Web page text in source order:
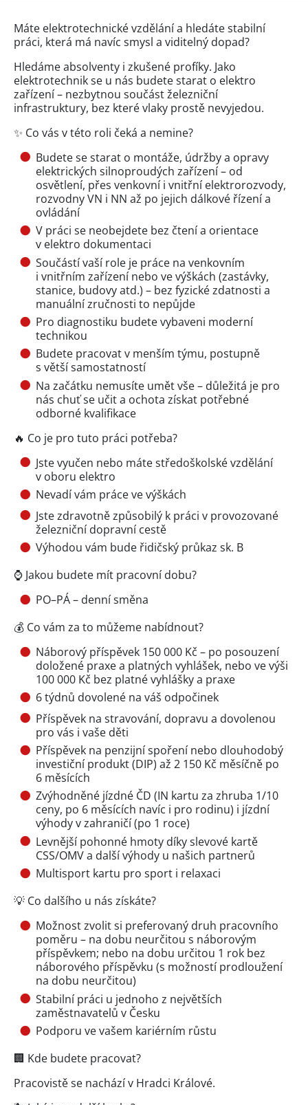
Máte elektrotechnické vzdělání a hledáte stabilní
práci, která má navíc smysl a viditelný dopad?
Hledáme absolventy i zkušené profíky. Jako
elektrotechnik se u nás budete starat o elektro
zařízení – nezbytnou součást železniční
infrastruktury, bez které vlaky prostě nevyjedou.
✨ Co vás v této roli čeká a nemine?
Budete se starat o montáže, údržby a opravy
elektrických silnoproudých zařízení – od
osvětlení, přes venkovní i vnitřní elektrorozvody,
rozvodny VN i NN až po jejich dálkové řízení a
ovládání
V práci se neobejdete bez čtení a orientace
v elektro dokumentaci
Součástí vaší role je práce na venkovním
i vnitřním zařízení nebo ve výškách (zastávky,
stanice, budovy atd.) – bez fyzické zdatnosti a
manuální zručnosti to nepůjde
Pro diagnostiku budete vybaveni moderní
technikou
Budete pracovat v menším týmu, postupně
s větší samostatností
Na začátku nemusíte umět vše – důležitá je pro
nás chuť se učit a ochota získat potřebné
odborné kvalifikace
🔥 Co je pro tuto práci potřeba?
Jste vyučen nebo máte středoškolské vzdělání
v oboru elektro
Nevadí vám práce ve výškách
Jste zdravotně způsobilý k práci v provozované
železniční dopravní cestě
Výhodou vám bude řidičský průkaz sk. B
⌚ Jakou budete mít pracovní dobu?
PO–PÁ – denní směna
💰 Co vám za to můžeme nabídnout?
Náborový příspěvek 150 000 Kč – po posouzení
doložené praxe a platných vyhlášek, nebo ve výši
100 000 Kč bez platné vyhlášky a praxe
6 týdnů dovolené na váš odpočinek
Příspěvek na stravování, dopravu a dovolenou
pro vás i vaše děti
Příspěvek na penzijní spoření nebo dlouhodobý
investiční produkt (DIP) až 2 150 Kč měsíčně po
6 měsících
Zvýhodněné jízdné ČD (IN kartu za zhruba 1/10
ceny, po 6 měsících navíc i pro rodinu) i jízdní
výhody v zahraničí (po 1 roce)
Levnější pohonné hmoty díky slevové kartě
CSS/OMV a další výhody u našich partnerů
Multisport kartu pro sport i relaxaci
💡 Co dalšího u nás získáte?
Možnost zvolit si preferovaný druh pracovního
poměru – na dobu neurčitou s náborovým
příspěvkem; nebo na dobu určitou 1 rok bez
náborového příspěvku (s možností prodloužení
na dobu neurčitou)
Stabilní práci u jednoho z největších
zaměstnavatelů v Česku
Podporu ve vašem kariérním růstu
🏢 Kde budete pracovat?
Pracovistě se nachází v Hradci Králové.